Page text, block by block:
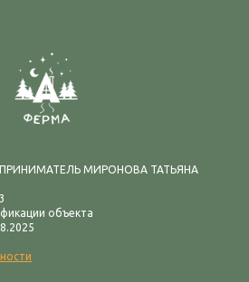
МИРОНОВА ТАТЬЯНА
объекта